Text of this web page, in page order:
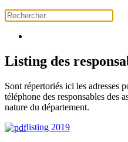
Listing des
Sont répertoriés ici les adresses
téléphone des responsables des
nature du département.
listing 2019